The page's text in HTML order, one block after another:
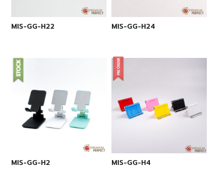
MIS-GG-H22 MIS-GG-H24
MIS-GG-H2 MIS-GG-H4